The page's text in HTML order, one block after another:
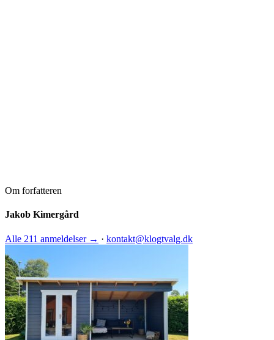
Om forfatteren
Jakob Kimergård
Alle 211 anmeldelser → · kontakt@klogtvalg.dk